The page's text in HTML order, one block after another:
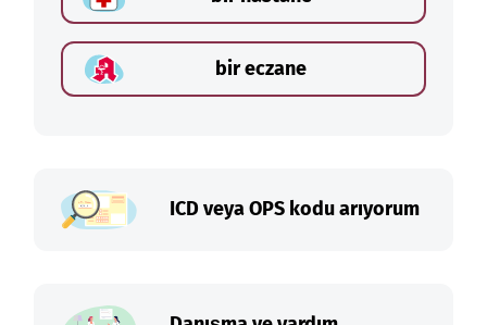
bir eczane
ICD veya OPS kodu arıyorum